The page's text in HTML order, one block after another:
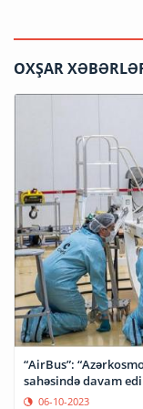
OXŞAR
“AirBus”:
sahəsində davam
06-10-2023